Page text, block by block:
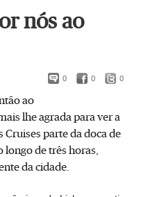
nós ao
0 0 0
ao
lhe agrada para ver a
Cruises parte da doca de
longo de três horas,
da cidade.